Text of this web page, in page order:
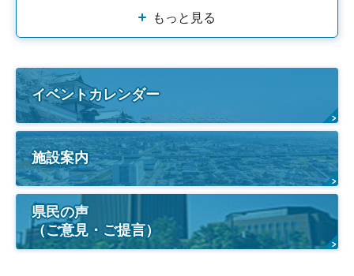
もっと見る
イベントカレンダー
施設案内
県民の声
（ご意見・ご提言）